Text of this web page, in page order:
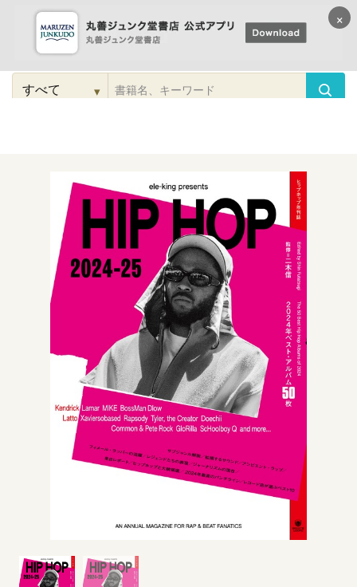
コンテンツに
進む
検
▾
×